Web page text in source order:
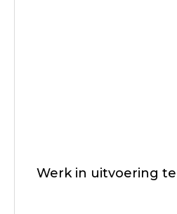
Werk in uitvoering